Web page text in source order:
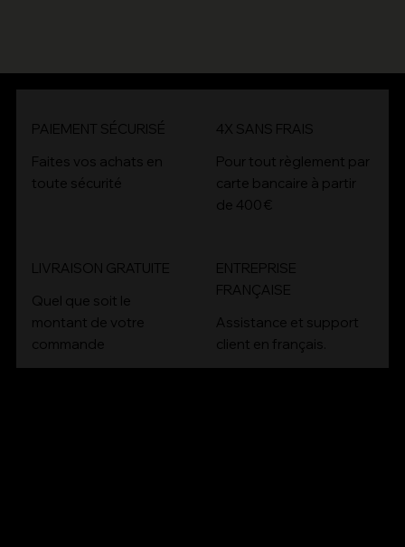
PAIEMENT SÉCURISÉ
Faites vos achats en
toute sécurité
4x
4X SANS FRAIS
Pour tout règlement par
carte bancaire à partir
de 400 €
LIVRAISON GRATUITE
Quel que soit le
montant de votre
commande
ENTREPRISE
FRANÇAISE
Assistance et support
client en français.